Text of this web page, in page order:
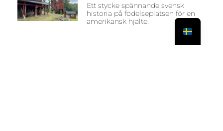
Ett stycke spännande svensk
historia på födelseplatsen för en
amerikansk hjälte.